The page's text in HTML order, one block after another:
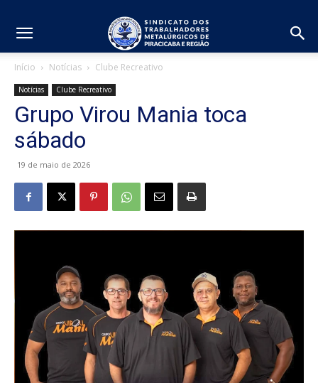
Início Notícias Clube Recreativo
Notícias Clube Recreativo
Grupo Virou Mania toca
sábado
19 de maio de 2026